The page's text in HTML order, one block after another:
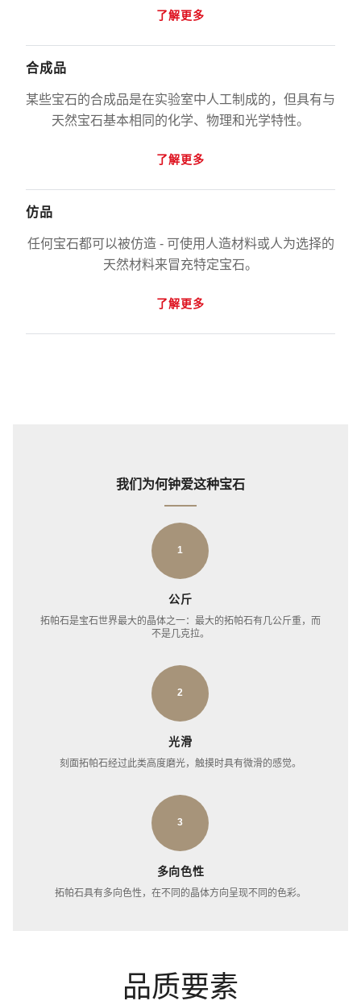
了解更多
合成品
某些宝石的合成品是在实验室中人工制成的，但具有与
天然宝石基本相同的化学、物理和光学特性。
了解更多
仿品
任何宝石都可以被仿造 - 可使用人造材料或人为选择的
天然材料来冒充特定宝石。
了解更多
我们为何钟爱这种宝石
1
公斤
拓帕石是宝石世界最大的晶体之一：最大的拓帕石有几公斤重，而
不是几克拉。
2
光滑
刻面拓帕石经过此类高度磨光，触摸时具有微滑的感觉。
3
多向色性
拓帕石具有多向色性，在不同的晶体方向呈现不同的色彩。
品质要素